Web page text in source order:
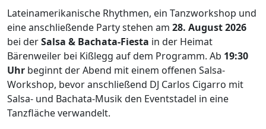
Lateinamerikanische Rhythmen, ein Tanzworkshop und
eine anschließende Party stehen am 28. August 2026
bei derSalsa & Bachata-Fiesta in der Heimat
Bärenweiler bei Kißlegg auf dem Programm. Ab 19:30
Uhr beginnt der Abend mit einem offenen Salsa-
Workshop, bevor anschließend DJ Carlos Cigarro mit
Salsa- und Bachata-Musik den Eventstadel in eine
Tanzfläche verwandelt.